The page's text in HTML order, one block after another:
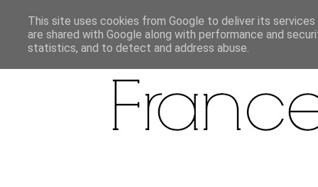
This site uses cookies from Google to deliver its
are shared with Google along with performance and
statistics, and to detect and address abuse.